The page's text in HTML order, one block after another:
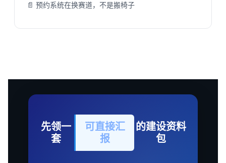
📄 预约系统在换赛道，不是搬椅子
先领一
套
可直接汇
报
的建设资料
包